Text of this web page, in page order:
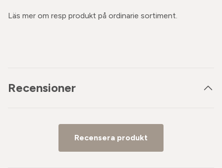
Läs mer om resp produkt på ordinarie sortiment.
Recensioner
Recensera produkt